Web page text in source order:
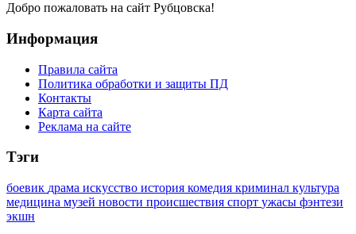
Добро пожаловать на сайт Рубцовска!
Информация
Правила сайта
Политика обработки и защиты ПД
Контакты
Карта сайта
Реклама на сайте
Тэги
боевик драма искусство история комедия криминал культура
медицина музей новости происшествия спорт ужасы фэнтези
экшн